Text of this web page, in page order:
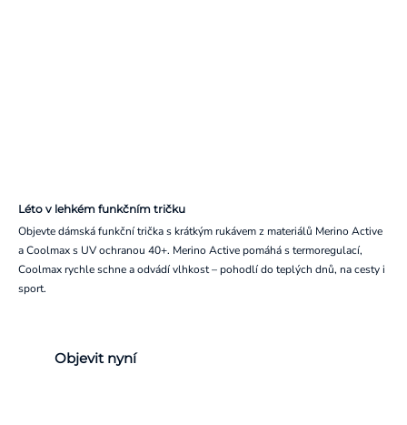
Léto v lehkém funkčním tričku
Objevte dámská funkční trička s krátkým rukávem z materiálů Merino Active
a Coolmax s UV ochranou 40+. Merino Active pomáhá s termoregulací,
Coolmax rychle schne a odvádí vlhkost – pohodlí do teplých dnů, na cesty i
sport.
Objevit nyní